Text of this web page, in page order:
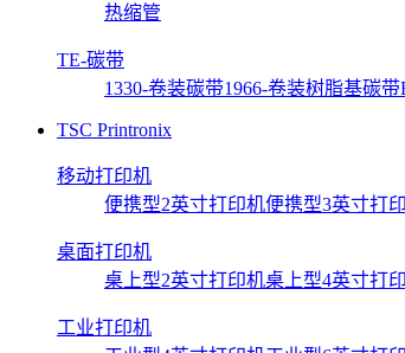
热缩管
TE-碳带
1330-卷装碳带1966-卷装树脂基碳带
TSC Printronix
移动打印机
便携型2英寸打印机便携型3英寸打
桌面打印机
桌上型2英寸打印机桌上型4英寸打
工业打印机